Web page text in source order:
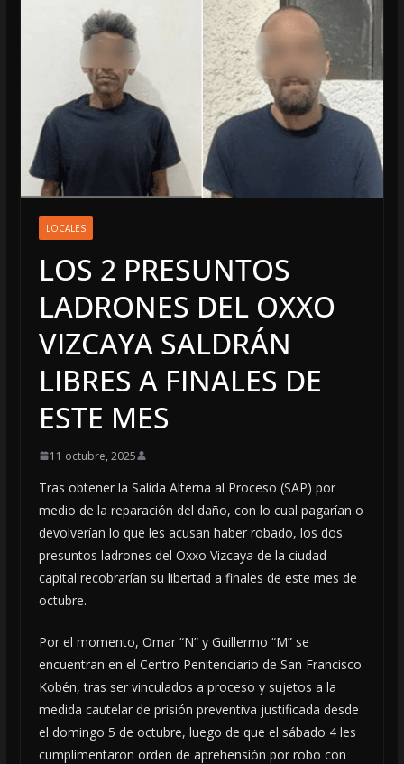
LOCALES
LOS 2 PRESUNTOS
LADRONES DEL OXXO
VIZCAYA SALDRÁN
LIBRES A FINALES DE
ESTE MES
11 octubre, 2025
Tras obtener la Salida Alterna al Proceso (SAP) por
medio de la reparación del daño, con lo cual pagarían o
devolverían lo que les acusan haber robado, los dos
presuntos ladrones del Oxxo Vizcaya de la ciudad
capital recobrarían su libertad a finales de este mes de
octubre.
Por el momento, Omar “N” y Guillermo “M” se
encuentran en el Centro Penitenciario de San Francisco
Kobén, tras ser vinculados a proceso y sujetos a la
medida cautelar de prisión preventiva justificada desde
el domingo 5 de octubre, luego de que el sábado 4 les
cumplimentaron orden de aprehensión por robo con